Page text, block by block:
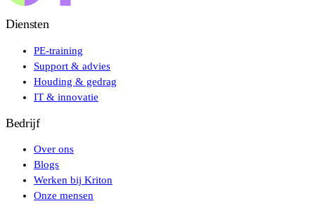
Diensten
PE-training
Support & advies
Houding & gedrag
IT & innovatie
Bedrijf
Over ons
Blogs
Werken bij Kriton
Onze mensen